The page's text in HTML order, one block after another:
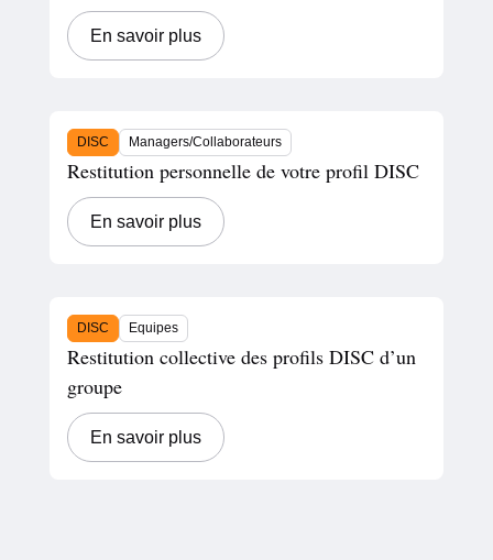
En savoir plus
DISC Managers/Collaborateurs
Restitution personnelle de votre profil DISC
En savoir plus
DISC Equipes
Restitution collective des profils DISC d’un
groupe
En savoir plus